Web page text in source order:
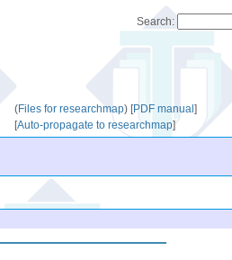
Search:
(Files for researchmap) [PDF manual]
[Auto-propagate to researchmap]